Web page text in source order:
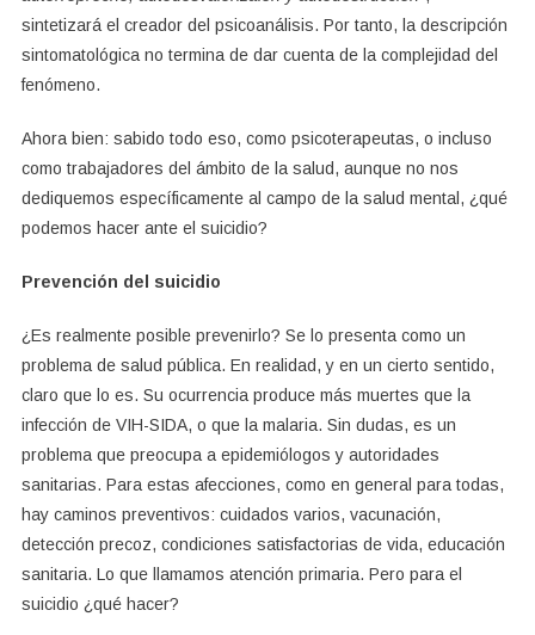
sintetizará el creador del psicoanálisis. Por tanto, la descripción
sintomatológica no termina de dar cuenta de la complejidad del
fenómeno.
Ahora bien: sabido todo eso, como psicoterapeutas, o incluso
como trabajadores del ámbito de la salud, aunque no nos
dediquemos específicamente al campo de la salud mental, ¿qué
podemos hacer ante el suicidio?
Prevención del suicidio
¿Es realmente posible prevenirlo? Se lo presenta como un
problema de salud pública. En realidad, y en un cierto sentido,
claro que lo es. Su ocurrencia produce más muertes que la
infección de VIH-SIDA, o que la malaria. Sin dudas, es un
problema que preocupa a epidemiólogos y autoridades
sanitarias. Para estas afecciones, como en general para todas,
hay caminos preventivos: cuidados varios, vacunación,
detección precoz, condiciones satisfactorias de vida, educación
sanitaria. Lo que llamamos atención primaria. Pero para el
suicidio ¿qué hacer?